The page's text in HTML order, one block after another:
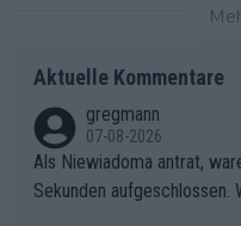
Aktuelle Kommentare
gregmann
07-08-2026
Als Niewiadoma antrat,
Sekunden aufgeschlossen.